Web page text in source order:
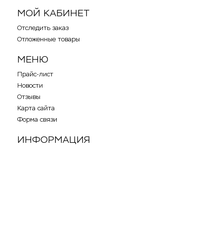
МОЙ КАБИНЕТ
Отследить заказ
Отложенные товары
МЕНЮ
Прайс-лист
Новости
Отзывы
Карта сайта
Форма связи
ИНФОРМАЦИЯ